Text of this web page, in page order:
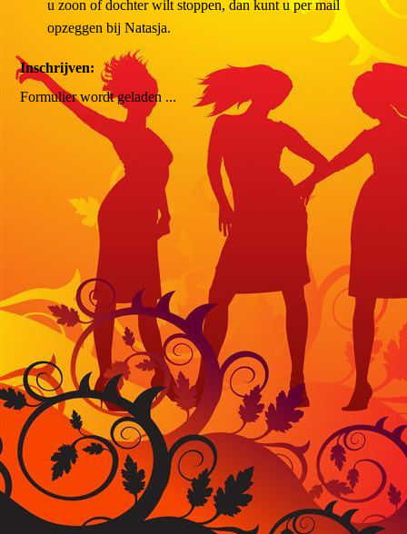
u zoon of dochter wilt stoppen, dan kunt u per mail
opzeggen bij Natasja.
Inschrijven: